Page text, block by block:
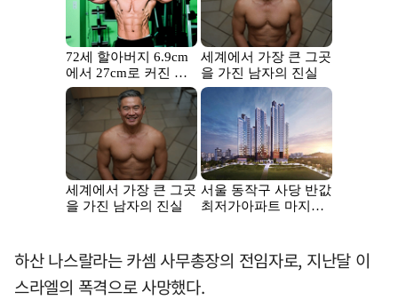
하산 나스랄라는 카셈 사무총장의 전임자로, 지난달 이
스라엘의 폭격으로 사망했다.